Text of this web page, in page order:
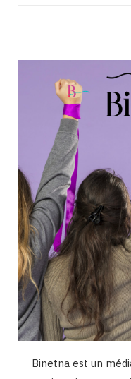
b
o
Binetna est un